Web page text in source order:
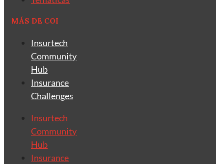
MÁS DE COI
Insurtech
Community
Hub
Insurance
Challenges
Insurtech
Community
Hub
Insurance